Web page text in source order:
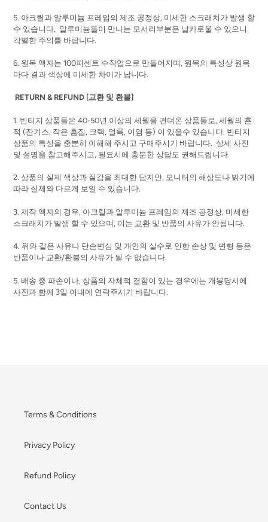
5. 아크릴과 알루미늄 프레임의 제조 공정상, 미세한 스크래치가 발생 할
수 있습니다. 알루미늄들이 만나는 모서리부분은 날카로울 수 있으니
각별한 주의를 바랍니다.
6. 원목 액자는 100퍼센트 수작업으로 만들어지며, 원목의 특성상 원목
마다 결과 색상에 미세한 차이가 납니다.
RETURN & REFUND [교환 및 환불]
1. 빈티지 상품들은 40-50년 이상의 세월을 견뎌온 상품들로, 세월의 흔
적 (잔기스, 작은 흠집, 크랙, 얼룩, 이염 등) 이 있을수 있습니다. 빈티지
상품의 특성을 충분히 이해해 주시고 구매주시기 바랍니다. 상세 사진
및 설명을 참고해주시고, 필요시에 충분한 상담도 권해드립니다.
2. 상품의 실제 색상과 질감을 최대한 담지만, 모니터의 해상도나 밝기에
따라 실제와 다르게 보일 수 있습니다.
3. 제작 액자의 경우, 아크릴과 알루미늄 프레임의 제조 공정상, 미세한
스크래치가 발생 할 수 있으며, 이는 교환 및 반품의 사유가 안됩니다.
4. 위와 같은 사유나 단순변심 및 개인의 실수로 인한 손상 및 변형 등은
반품이나 교환/환불의 사유가 될 수 없습니다.
5. 배송 중 파손이나, 상품의 자체적 결함이 있는 경우에는 개봉당시에
사진과 함께 3일 이내에 연락주시기 바랍니다.
Terms & Conditions
Privacy Policy
Refund Policy
Contact Us